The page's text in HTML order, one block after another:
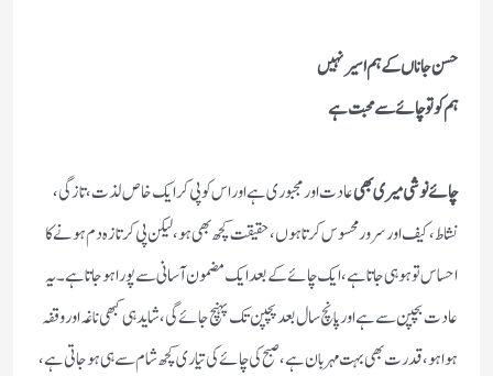
حسن جاناں کے ہم اسیر نہیں
ہم کو تو چائے سے محبت ہے
چائے نوشی میری بھیعادت اور مجبوری ہے اور اس کو پی کر ایک خاص لذت ،تازگی،
نشاط، کیف اور سرور محسوس کرتا ہوں ،حقیقت کچھ بھی ہو، لیکن پی کر تازہ دم ہونے کا
احساس تو ہو ہی جاتا ہے ، ایک چائے کے بعد ایک مضمون آسانی سے پورا ہوجاتا ہے ۔ یہ
عادت بچپن سے ہے اور پانچ سال بعد پچپن تک پہنچ جائے گی ، شاید ہی کبھی ناغہ اور وقفہ
ہوا ہو، قدرت بھی بہت مہربان ہے ، صبح کی چائے کی تیاری کچھ شام سے ہی ہوجاتی ہے،